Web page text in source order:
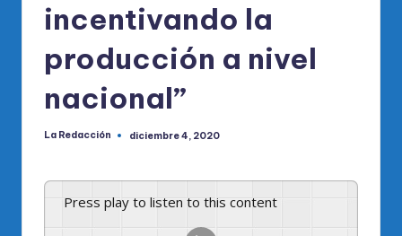
R
M
incentivando la
producción a nivel
nacional”
Publicado
La Redacción diciembre 4, 2020
Press play to listen to this content